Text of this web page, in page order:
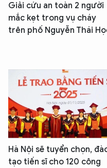
Giải cứu an toàn 2 người
mắc kẹt trong vụ cháy
trên phố Nguyễn Thái
Hà Nội sẽ tuyển chọn,
tạo tiến sĩ cho 120 công